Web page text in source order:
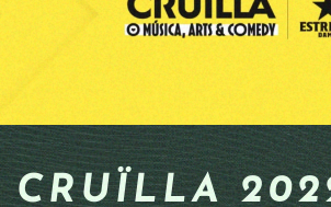
CRUÏLLA